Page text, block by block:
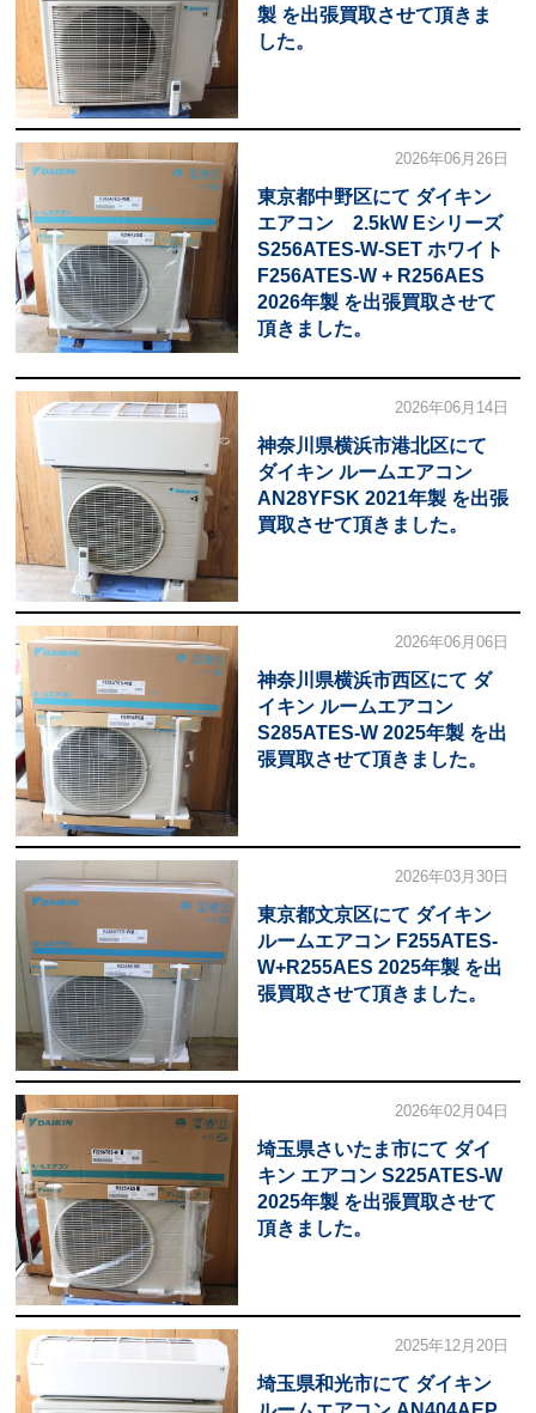
製 を出張買取させて頂きま
した。
2026年06月26日
東京都中野区にて ダイキン
エアコン 2.5kW Eシリーズ
S256ATES-W-SET ホワイト
F256ATES-W + R256AES
2026年製 を出張買取させて
頂きました。
2026年06月14日
神奈川県横浜市港北区にて
ダイキン ルームエアコン
AN28YFSK 2021年製 を出張
買取させて頂きました。
2026年06月06日
神奈川県横浜市西区にて ダ
イキン ルームエアコン
S285ATES-W 2025年製 を出
張買取させて頂きました。
2026年03月30日
東京都文京区にて ダイキン
ルームエアコン F255ATES-
W+R255AES 2025年製 を出
張買取させて頂きました。
2026年02月04日
埼玉県さいたま市にて ダイ
キン エアコン S225ATES-W
2025年製 を出張買取させて
頂きました。
2025年12月20日
埼玉県和光市にて ダイキン